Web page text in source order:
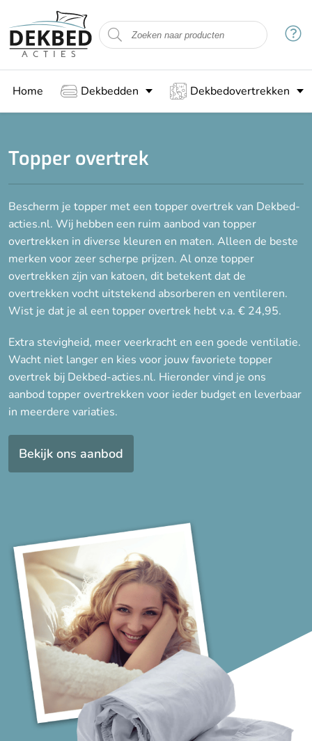
Home Dekbedden Dekbedovertrekken
Topper overtrek
Bescherm je topper met een topper overtrek van Dekbed-
acties.nl. Wij hebben een ruim aanbod van topper
overtrekken in diverse kleuren en maten. Alleen de beste
merken voor zeer scherpe prijzen. Al onze topper
overtrekken zijn van katoen, dit betekent dat de
overtrekken vocht uitstekend absorberen en ventileren.
Wist je dat je al een topper overtrek hebt v.a. € 24,95.
Extra stevigheid, meer veerkracht en een goede ventilatie.
Wacht niet langer en kies voor jouw favoriete topper
overtrek bij Dekbed-acties.nl. Hieronder vind je ons
aanbod topper overtrekken voor ieder budget en leverbaar
in meerdere variaties.
Bekijk ons aanbod